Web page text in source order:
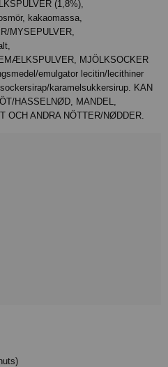
(1,8%),
kakaomassa,
MYSEPULVER,
MJÖLKSOCKER
emulgator lecitin/lecithiner
karamelsukkersirup. KAN
HASSELNØD, MANDEL,
OCH ANDRA NÖTTER/NØDDER.